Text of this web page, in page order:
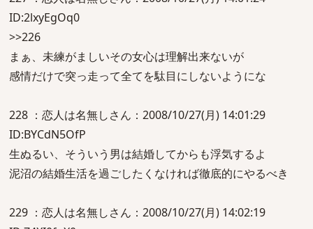
ID:2lxyEgOq0
>>226
まぁ、未練がましいその女心は理解出来ないが
感情だけで突っ走って全てを駄目にしないようにな
228 ：恋人は名無しさん：2008/10/27(月) 14:01:29
ID:BYCdN5OfP
生ぬるい、そういう男は結婚してからも浮気するよ
泥沼の結婚生活を過ごしたくなければ徹底的にやるべき
229 ：恋人は名無しさん：2008/10/27(月) 14:02:19